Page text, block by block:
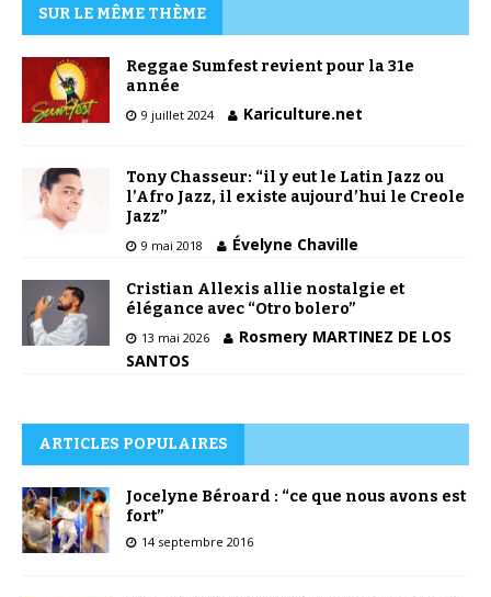
SUR LE MÊME THÈME
Reggae Sumfest revient pour la 31e
année
9 juillet 2024 Kariculture.net
Tony Chasseur: “il y eut le Latin Jazz ou
l’Afro Jazz, il existe aujourd’hui le Creole
Jazz”
9 mai 2018 Évelyne Chaville
Cristian Allexis allie nostalgie et
élégance avec “Otro bolero”
13 mai 2026
Rosmery MARTINEZ DE LOS
SANTOS
ARTICLES POPULAIRES
Jocelyne Béroard : “ce que nous avons est
fort”
14 septembre 2016